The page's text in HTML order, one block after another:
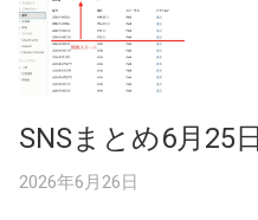
SNSまとめ6月25日
2026年6月26日